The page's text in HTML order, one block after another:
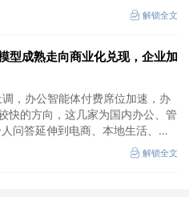
化生产能力的企业竞争优势更明
轮更多来自存量管线向中后期推
解锁全文
型成熟走向商业化兑现，企业加
，办公智能体付费席位加速，办
快的方向，这几家为国内办公、管
问答延伸到电商、本地生活、企
征，在AI智能体时代具有强竞争
密；③AI应用扩张会显著增加推
解锁全文